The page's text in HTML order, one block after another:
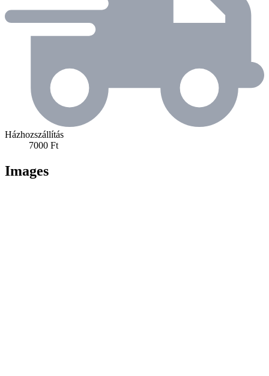
Házhozszállítás
7000 Ft
Images